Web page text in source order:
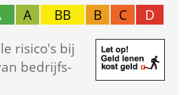
A BB B C
D
risico's bij
bedrijfs­